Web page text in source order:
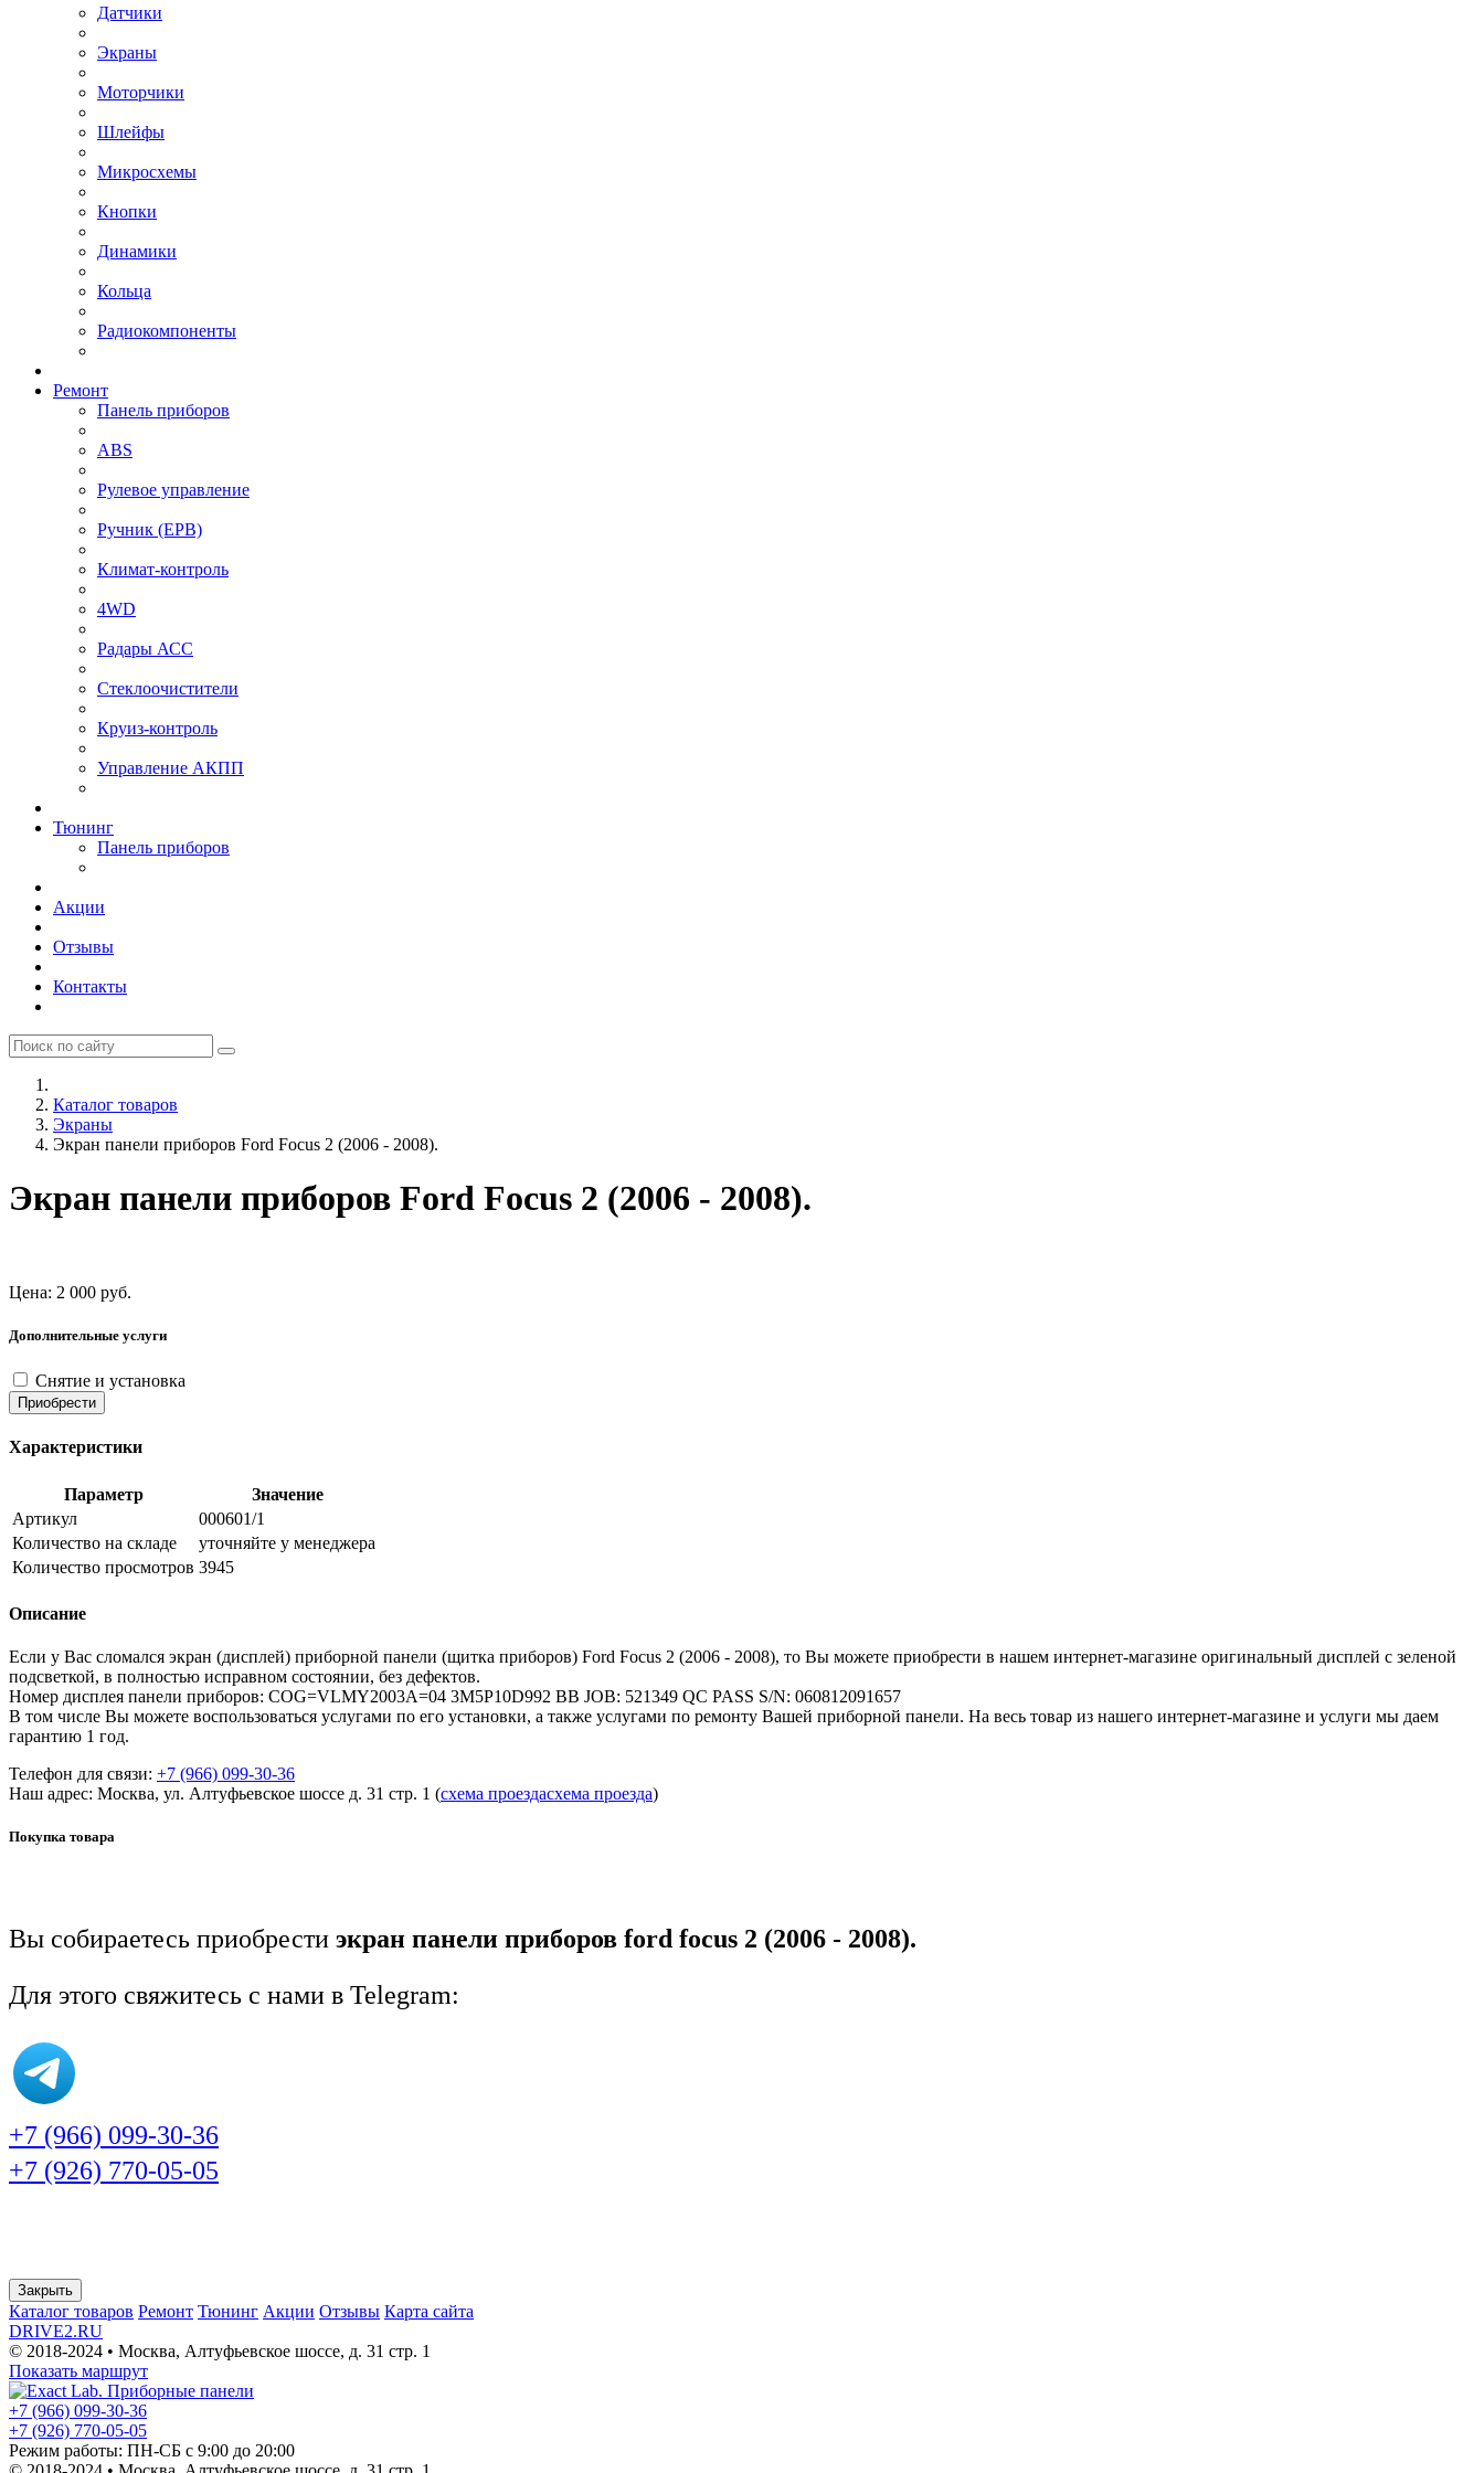
Датчики
Экраны
Моторчики
Шлейфы
Микросхемы
Кнопки
Динамики
Кольца
Радиокомпоненты
Ремонт
Панель приборов
ABS
Рулевое управление
⁠Ручник (EPB)
Климат-контроль
4WD
Радары АСС
Стеклоочистители
Круиз-контроль
Управление АКПП
Тюнинг
Панель приборов
Акции
Отзывы
Контакты
Каталог товаров
Экраны
Экран панели приборов Ford Focus 2 (2006 - 2008).
Экран панели приборов Ford Focus 2 (2006 - 2008).
Цена: 2 000 руб.
Дополнительные услуги
Снятие и установка
Приобрести
Характеристики
Параметр
Значение
Артикул
000601/1
Количество на складе
уточняйте у менеджера
Количество просмотров 3945
Описание
Если у Вас сломался экран (дисплей) приборной панели (щитка приборов) Ford Focus 2 (2006 - 2008), то Вы можете приобрести в нашем интернет-магазине оригинальный дисплей с зеленой
подсветкой, в полностью исправном состоянии, без дефектов.
Номер дисплея панели приборов: COG=VLMY2003A=04 3M5P10D992 BB JOB: 521349 QC PASS S/N: 060812091657
В том числе Вы можете воспользоваться услугами по его установки, а также услугами по ремонту Вашей приборной панели. На весь товар из нашего интернет-магазине и услуги мы даем
гарантию 1 год.
Телефон для связи: +7 (966) 099-30-36
Наш адрес: Москва, ул. Алтуфьевское шоссе д. 31 стр. 1 (схема проездасхема проезда)
Покупка товара
Вы собираетесь приобрести экран панели приборов ford focus 2 (2006 - 2008).
Для этого свяжитесь с нами в Telegram:
+7 (966) 099-30-36
+7 (926) 770-05-05
Закрыть
Каталог товаров Ремонт Тюнинг Акции Отзывы Карта сайта
DRIVE2.RU
© 2018-2024 • Москва, Алтуфьевское шоссе, д. 31 стр. 1
Показать маршрут
+7 (966) 099-30-36
+7 (926) 770-05-05
Режим работы: ПН-СБ с 9:00 до 20:00